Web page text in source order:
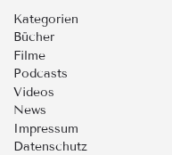
Kategorien
Bücher
Filme
Podcasts
Videos
News
Impressum
Datenschutz